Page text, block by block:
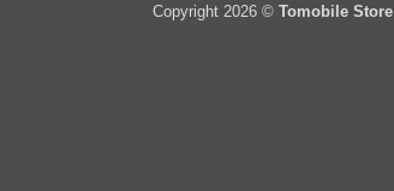
Copyright 2026 © Tomobile Store